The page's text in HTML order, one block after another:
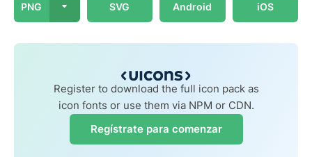
PNG SVG Android iOS
Register to download the full icon pack as
icon fonts or use them via NPM or CDN.
Regístrate para comenzar